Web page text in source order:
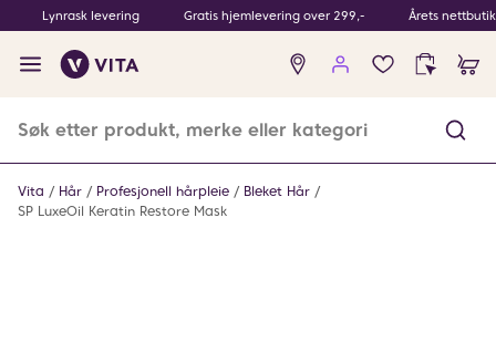
Lynrask levering Gratis hjemlevering over 299,- Årets
Ingen
produkter
Vita Hår Profesjonell hårpleie
Bleket Hår
SP LuxeOil Keratin Restore Mask